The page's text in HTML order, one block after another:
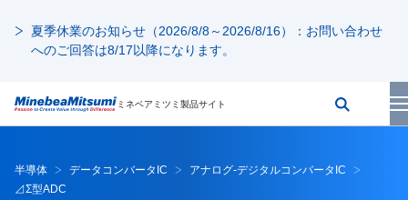
夏季休業のお知らせ（2026/8/8～2026/8/16）：お問い合わせ
へのご回答は8/17以降になります。
ミネベアミツミ製品サイト
半導体 データコンバータIC
アナログ-デジタルコンバータIC
⊿Σ型ADC